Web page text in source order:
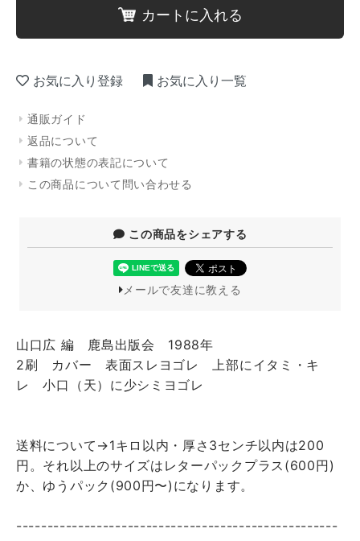
カートに入れる
お気に入り登録 お気に入り一覧
通販ガイド
返品について
書籍の状態の表記について
この商品について問い合わせる
この商品をシェアする
メールで友達に教える
山口広 編 鹿島出版会 1988年
2刷 カバー 表面スレヨゴレ 上部にイタミ・キ
レ 小口（天）に少シミヨゴレ
送料について→1キロ以内・厚さ3センチ以内は200
円。それ以上のサイズはレターパックプラス(600円)
か、ゆうパック(900円〜)になります。
----------------------------------------------------